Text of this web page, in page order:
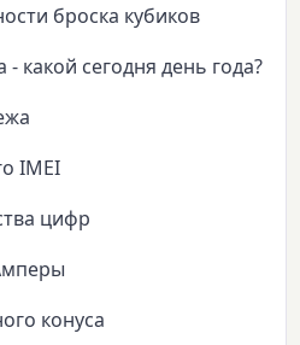
броска кубиков
- какой сегодня день года?
IMEI
цифр
конуса